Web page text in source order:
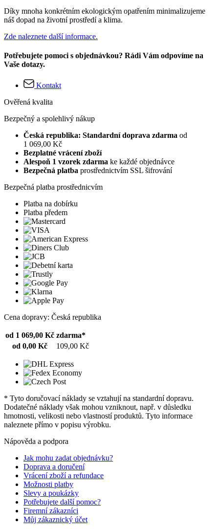
Díky mnoha konkrétním ekologickým opatřením minimalizujeme
náš dopad na životní prostředí a klima.
Zde naleznete další informace.
Potřebujete pomoci s objednávkou? Rádi Vám odpovíme na
Vaše dotazy.
Kontakt
Ověřená kvalita
Bezpečný a spolehlivý nákup
Česká republika: Standardní doprava zdarma od
1 069,00 Kč
Bezplatné vrácení zboží
Alespoň 1 vzorek zdarma ke každé objednávce
Bezpečná platba prostřednictvím SSL šifrování
Bezpečná platba prostřednicvím
Platba na dobírku
Platba předem
Cena dopravy: Česká republika
od 1 069,00 Kč zdarma*
od 0,00 Kč
109,00 Kč
* Tyto doručovací náklady se vztahují na standardní dopravu.
Dodatečné náklady však mohou vzniknout, např. v důsledku
hmotnosti, velikosti nebo vlastností produktů. Tyto informace
naleznete přímo v popisu výrobku.
Nápověda a podpora
Jak mohu zadat objednávku?
Doprava a doručení
Vrácení zboží a refundace
Možnosti platby
Slevy a poukázky
Potřebujete další pomoc?
Firemní zákazníci
Můj zákaznický účet